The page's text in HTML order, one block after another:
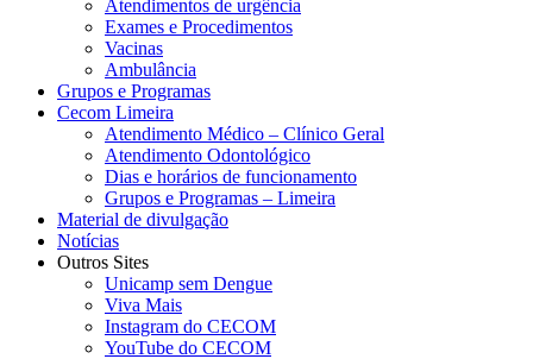
Atendimentos de urgência
Exames e Procedimentos
Vacinas
Ambulância
Grupos e Programas
Cecom Limeira
Atendimento Médico – Clínico Geral
Atendimento Odontológico
Dias e horários de funcionamento
Grupos e Programas – Limeira
Material de divulgação
Notícias
Outros Sites
Unicamp sem Dengue
Viva Mais
Instagram do CECOM
YouTube do CECOM